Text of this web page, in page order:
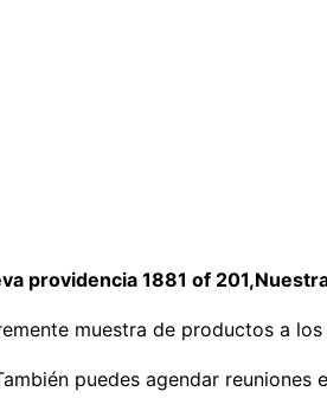
providencia 1881 of
muestra de productos a
puedes agendar reuniones